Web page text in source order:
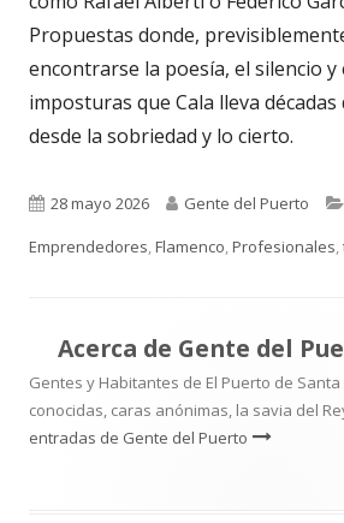
Propuestas donde,
encontrarse la poesía, el silencio y
imposturas que Cala lleva
desde la sobriedad y lo cierto.
Publicado
el
28 mayo 2026 Autor
Gente del Puerto
Emprendedores,Flamenco,Profesionales,
Acerca de Gente del
Gentes y Habitantes de El Puerto de
conocidas, caras anónimas, la savia del
entradas de Gente del Puerto